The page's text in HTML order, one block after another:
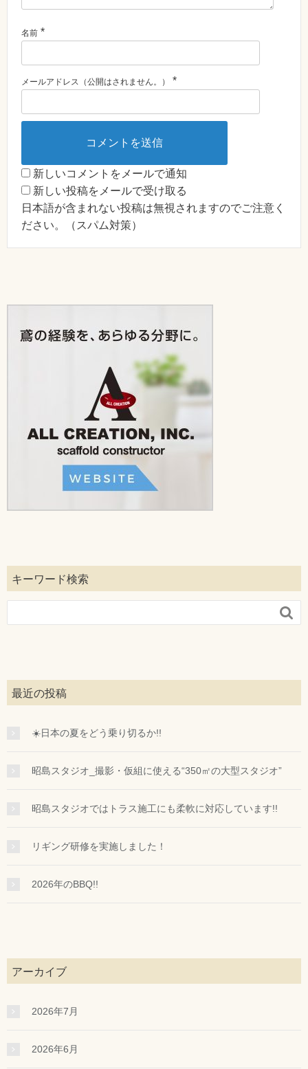
名前 *
メールアドレス（公開はされません。） *
新しいコメントをメールで通知
新しい投稿をメールで受け取る
日本語が含まれない投稿は無視されますのでご注意く
ださい。（スパム対策）
キーワード検索

最近の投稿
☀️日本の夏をどう乗り切るか!!
昭島スタジオ_撮影・仮組に使える“350㎡の大型スタジオ”
昭島スタジオではトラス施工にも柔軟に対応しています!!
リギング研修を実施しました！
2026年のBBQ!!
アーカイブ
2026年7月
2026年6月